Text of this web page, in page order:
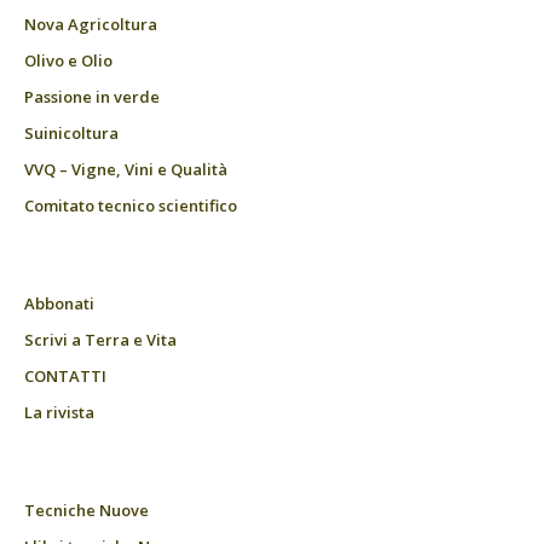
Nova Agricoltura
Olivo e Olio
Passione in verde
Suinicoltura
VVQ – Vigne, Vini e Qualità
Comitato tecnico scientifico
Abbonati
Scrivi a Terra e Vita
CONTATTI
La rivista
Tecniche Nuove